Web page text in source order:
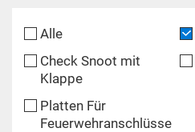
Alle
Check Snoot mit
Klappe
Platten Für
Feuerwehranschlüsse